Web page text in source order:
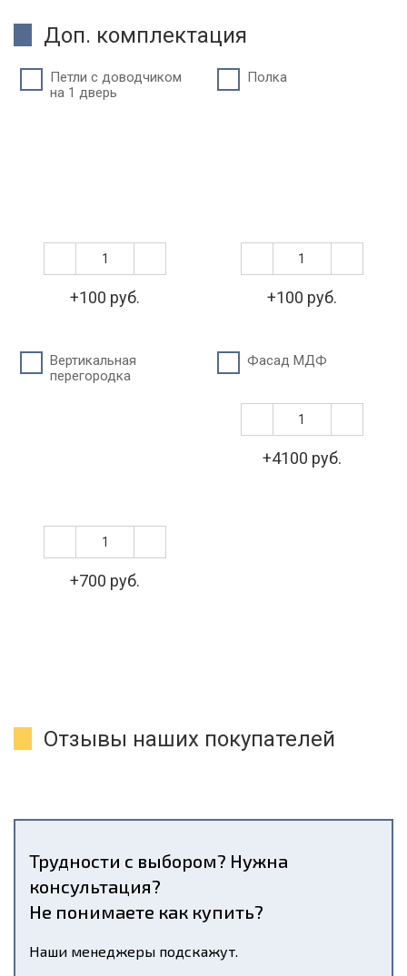
Доп. комплектация
Петли c доводчиком
на 1 дверь
+100 руб.
Полка
+100 руб.
Вертикальная
перегородка
+700 руб.
Фасад МДФ
+4100 руб.
Отзывы наших покупателей
Трудности с выбором? Нужна
консультация?
Не понимаете как купить?
Наши менеджеры подскажут.